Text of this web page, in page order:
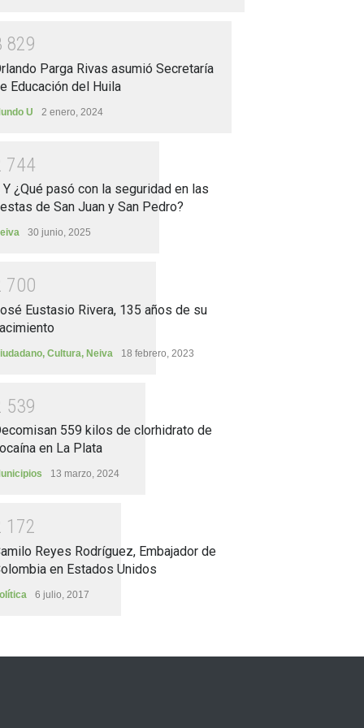
829
Parga Rivas asumió Secretaría
Educación del Huila
U 2 enero, 2024
744
Y ¿Qué pasó con la seguridad en las
de San Juan y San Pedro?
30 junio, 2025
700
Eustasio Rivera, 135 años de su
, Cultura, Neiva 18 febrero, 2023
539
559 kilos de clorhidrato de
en La Plata
13 marzo, 2024
1 72
Reyes Rodríguez, Embajador de
en Estados Unidos
6 julio, 2017